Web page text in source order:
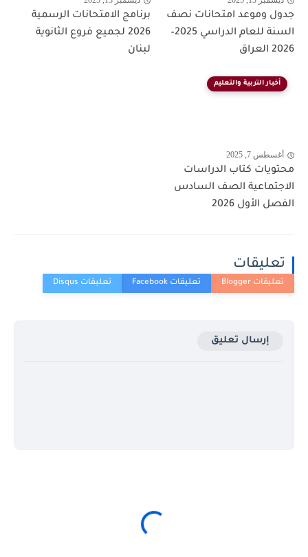
جدول وموعد امتحانات نصف
السنة للعام الدراسي 2025–
2026 العراق
برنامج الامتحانات الرسمية
2026 لجميع فروع الثانوية
لبنان
أخبار التربية والتعليم
أغسطس 7, 2025
محتويات كتاب الدراسات
الاجتماعية الصف السادس
الفصل الأول 2026
تعليقات
إرسال تعليق